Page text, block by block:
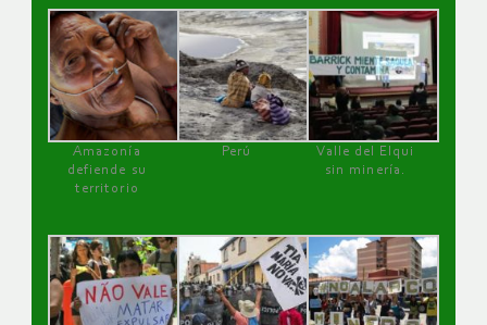
Amazonía
defiende su
territorio
Perú
Valle del Elqui
sin minería.